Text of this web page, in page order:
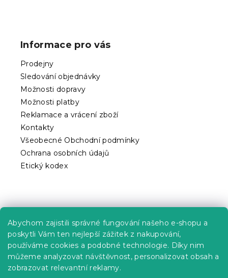
Abychom zajistili správné fungování našeho e-shopu a
poskytli Vám ten nejlepší zážitek z nakupování,
používáme cookies a podobné technologie. Díky nim
můžeme analyzovat návštěvnost, personalizovat obsah a
zobrazovat relevantní reklamy.
Informace pro vás
Prodejny
Sledování objednávky
Možnosti dopravy
Možnosti platby
Reklamace a vrácení zboží
Kontakty
Všeobecné Obchodní podmínky
Ochrana osobních údajů
Etický kodex
Kariéra
Poptávky a B2B spolupráce
Proč se u nás registrovat?